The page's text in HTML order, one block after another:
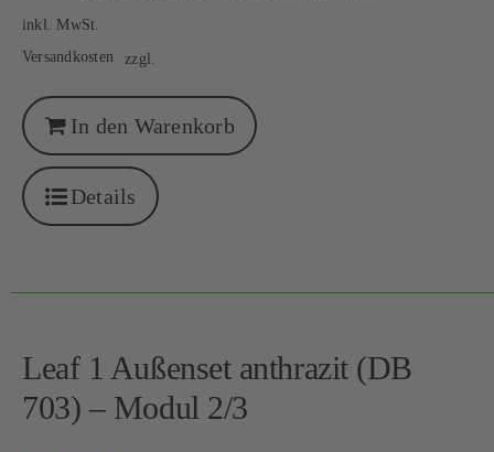
inkl. MwSt.
zzgl.
Versandkosten
In den Warenkorb
Details
Leaf 1 Außenset anthrazit (DB
703) – Modul 2/3